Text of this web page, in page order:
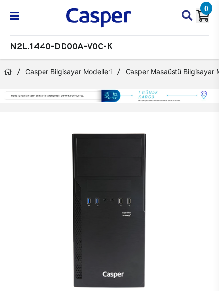
0
N2L.1440-DD00A-V0C-K
Casper Bilgisayar Modelleri Casper Masaüstü Bilgisayar